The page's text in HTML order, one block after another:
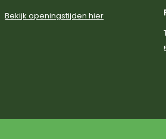
Bekijk openingstijden hier